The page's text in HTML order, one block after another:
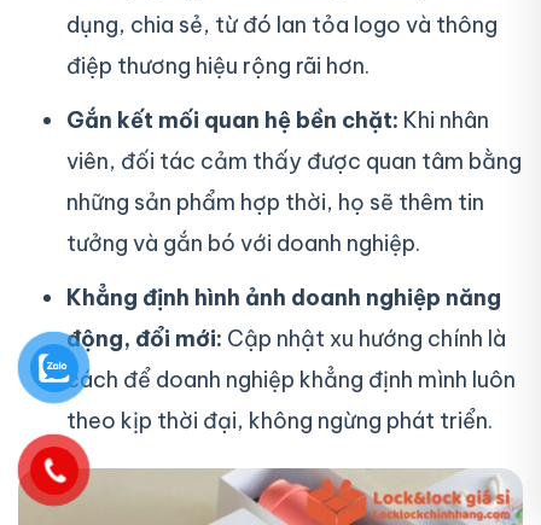
dụng, chia sẻ, từ đó lan tỏa logo và thông
điệp thương hiệu rộng rãi hơn.
Gắn kết mối quan hệ bền chặt: Khi nhân
viên, đối tác cảm thấy được quan tâm bằng
những sản phẩm hợp thời, họ sẽ thêm tin
tưởng và gắn bó với doanh nghiệp.
Khẳng định hình ảnh doanh nghiệp năng
động, đổi mới: Cập nhật xu hướng chính là
cách để doanh nghiệp khẳng định mình luôn
theo kịp thời đại, không ngừng phát triển.